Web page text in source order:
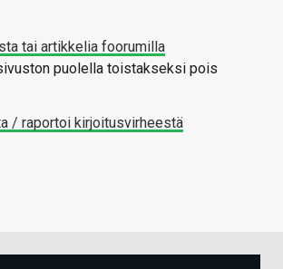
tai artikkelia foorumilla
puolella toistakseksi pois
/ raportoi kirjoitusvirheestä